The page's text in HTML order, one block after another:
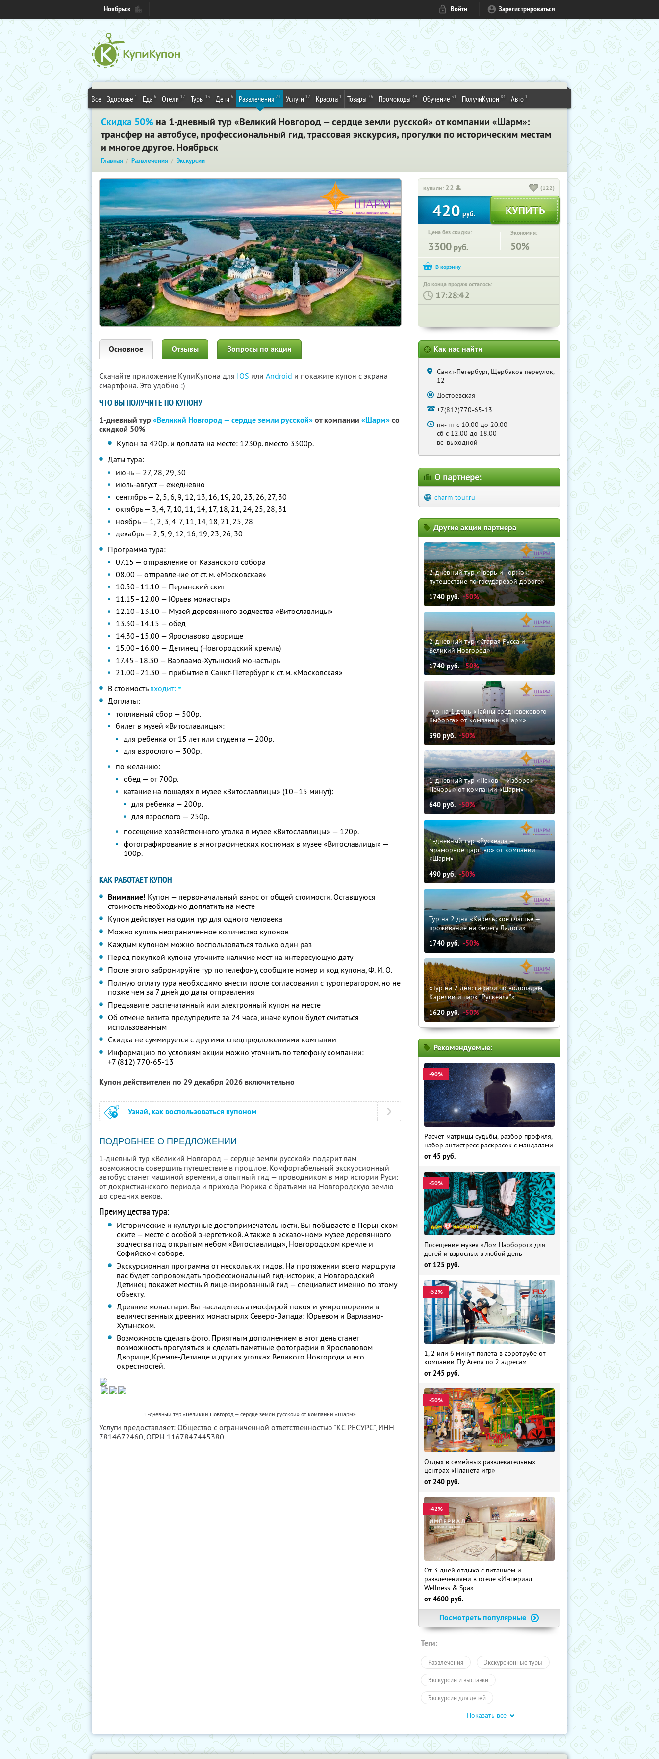
Ноябрьск Войти Зарегистрироваться
Все Здоровье 1 Еда 6 Отели 17 Туры 13 Дети 6 Развлечения 24 Услуги 12 Красота 1 Товары 26 Промокоды 49 Обучение 31 ПолучиКупон 84 Авто 1
Скидка 50% на 1-дневный тур «Великий Новгород — сердце земли русской» от компании «Шарм»:
трансфер на автобусе, профессиональный гид, трассовая экскурсия, прогулки по историческим местам
и многое другое. Ноябрьск
Главная Развлечения Экскурсии
Купили: 22 (122)
420 руб.
Цена без скидки:
3300 руб.
Экономия:
50%
До конца продаж осталось:
: :
Основное Отзывы Вопросы по акции
Скачайте приложение КупиКупона для IOS или Android и покажите купон с экрана
смартфона. Это удобно :)
ЧТО ВЫ ПОЛУЧИТЕ ПО КУПОНУ
1-дневный тур «Великий Новгород — сердце земли русской»от компании «Шарм»со
скидкой 50%
Купон за 420р. и доплата на месте: 1230р. вместо 3300р.
Даты тура:
июнь — 27, 28, 29, 30
июль-август — ежедневно
сентябрь — 2, 5, 6, 9, 12, 13, 16, 19, 20, 23, 26, 27, 30
октябрь — 3, 4, 7, 10, 11, 14, 17, 18, 21, 24, 25, 28, 31
ноябрь — 1, 2, 3, 4, 7, 11, 14, 18, 21, 25, 28
декабрь — 2, 5, 9, 12, 16, 19, 23, 26, 30
Программа тура:
07.15 — отправление от Казанского собора
08.00 — отправление от ст. м. «Московская»
10.50–11.10 — Перынский скит
11.15–12.00 — Юрьев монастырь
12.10–13.10 — Музей деревянного зодчества «Витославлицы»
13.30–14.15 — обед
14.30–15.00 — Ярославово дворище
15.00–16.00 — Детинец (Новгородский кремль)
17.45–18.30 — Варлаамо-Хутынский монастырь
21.00–21.30 — прибытие в Санкт-Петербург к ст. м. «Московская»
В стоимость входит:
Доплаты:
топливный сбор — 500р.
билет в музей «Витославлицы»:
для ребенка от 15 лет или студента — 200р.
для взрослого — 300р.
по желанию:
обед — от 700р.
катание на лошадях в музее «Витославлицы» (10–15 минут):
для ребенка — 200р.
для взрослого — 250р.
посещение хозяйственного уголка в музее «Витославлицы» — 120р.
фотографирование в этнографических костюмах в музее «Витославлицы» —
100р.
КАК РАБОТАЕТ КУПОН
Внимание! Купон — первоначальный взнос от общей стоимости. Оставшуюся
стоимость необходимо доплатить на месте
Купон действует на один тур для одного человека
Можно купить неограниченное количество купонов
Каждым купоном можно воспользоваться только один раз
Перед покупкой купона уточните наличие мест на интересующую дату
После этого забронируйте тур по телефону, сообщите номер и код купона,Ф. И. О.
Полную оплату тура необходимо внести после согласования с туроператором, но не
позже чем за 7 дней до даты отправления
Предъявите распечатанный или электронный купон на месте
Об отмене визита предупредите за 24 часа, иначе купон будет считаться
использованным
Скидка не суммируется с другими спецпредложениями компании
Информацию по условиям акции можно уточнить по телефону компании:
+7 (812) 770-65-13
Купон действителен по 29 декабря 2026 включительно
Узнай, как воспользоваться купоном
ПОДРОБНЕЕ О ПРЕДЛОЖЕНИИ
1-дневный тур «Великий Новгород — сердце земли русской» подарит вам
возможность совершить путешествие в прошлое. Комфортабельный экскурсионный
автобус станет машиной времени, а опытный гид — проводником в мир истории Руси:
от дохристианского периода и прихода Рюрика с братьями на Новгородскую землю
до средних веков.
Преимущества тура:
Исторические и культурные достопримечательности. Вы побываете в Перынском
ските — месте с особой энергетикой. А также в «сказочном» музее деревянного
зодчества под открытым небом «Витославлицы», Новгородском кремле и
Софийском соборе.
Экскурсионная программа от нескольких гидов. На протяжении всего маршрута
вас будет сопровождать профессиональный гид-историк, а Новгородский
Детинец покажет местный лицензированный гид — специалист именно по этому
объекту.
Древние монастыри. Вы насладитесь атмосферой покоя и умиротворения в
величественных древних монастырях Северо-Запада: Юрьевом и Варлаамо-
Хутынском.
Возможность сделать фото. Приятным дополнением в этот день станет
возможность прогуляться и сделать памятные фотографии в Ярославовом
Дворище, Кремле-Детинце и других уголках Великого Новгорода и его
окрестностей.
1-дневный тур «Великий Новгород — сердце земли русской» от компании «Шарм»
Услуги предоставляет: Общество с ограниченной ответственностью "КС РЕСУРС", ИНН
7814672460, ОГРН 1167847445380
Как нас найти
Санкт-Петербург, Щербаков переулок,
12
Достоевская
+7(812)770-65-13
пн- пт с 10.00 до 20.00
сб с 12.00 до 18.00
вс- выходной
О партнере:
charm-tour.ru
Другие акции партнера
2-дневный тур «Тверь и Торжок:
путешествие по государевой дороге»
1740руб. -50%
2-дневный тур «Старая Русса и
Великий Новгород»
1740руб. -50%
Тур на 1 день «Тайны средневекового
Выборга» от компании «Шарм»
390 руб. -50%
1-дневный тур «Псков — Изборск —
Печоры» от компании «Шарм»
640 руб. -50%
1-дневный тур «Рускеала —
мраморное царство» от компании
«Шарм»
490 руб. -50%
Тур на 2 дня «Карельское счастье —
проживание на берегу Ладоги»
1740 руб. -50%
«Тур на 2 дня: сафари по водопадам
Карелии и парк “Рускеала"»
1620руб. -50%
Рекомендуемые:
-90%
Расчет матрицы судьбы, разбор профиля,
набор антистресс-раскрасок с мандалами
от 45 руб.
-50%
Посещение музея «Дом Наоборот» для
детей и взрослых в любой день
от 125 руб.
-52%
1, 2 или 6 минут полета в аэротрубе от
компании Fly Arena по 2 адресам
от 245 руб.
-50%
Отдых в семейных развлекательных
центрах «Планета игр»
от 240 руб.
-42%
От 3 дней отдыха с питанием и
развлечениями в отеле «Империал
Wellness & Spa»
от 4600 руб.
Посмотреть популярные
Теги:
Развлечения Экскурсионные туры
Экскурсии и выставки
Экскурсии для детей
Автобусные экскурсии
Пешие экскурсии Экскурсии
Золотое кольцо Туры
Показать все